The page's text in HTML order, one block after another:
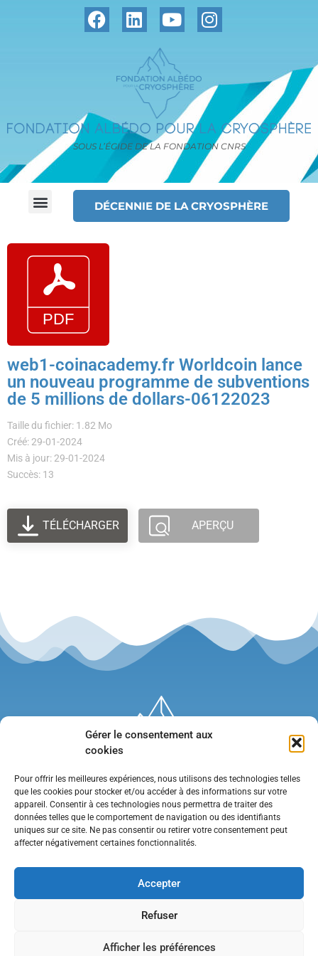
Gérer le consentement aux
cookies
Pour offrir les meilleures expériences, nous utilisons des technologies telles
que les cookies pour stocker et/ou accéder à des informations sur votre
appareil. Consentir à ces technologies nous permettra de traiter des
données telles que le comportement de navigation ou des identifiants
uniques sur ce site. Ne pas consentir ou retirer votre consentement peut
affecter négativement certaines fonctionnalités.
Accepter
Refuser
Afficher les préférences
SOUS L’ÉGIDE DE LA FONDATION CNRS
DÉCENNIE DE LA CRYOSPHÈRE
web1-coinacademy.fr Worldcoin lance
un nouveau programme de subventions
de 5 millions de dollars-06122023
Taille du fichier: 1.82 Mo
Créé: 29-01-2024
Mis à jour: 29-01-2024
Succès: 13
TÉLÉCHARGER APERÇU
•Contact